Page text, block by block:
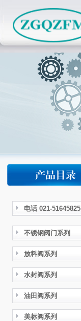
电话 021-51645825
不锈钢阀门系列
放料阀系列
水封阀系列
油田阀系列
美标阀系列